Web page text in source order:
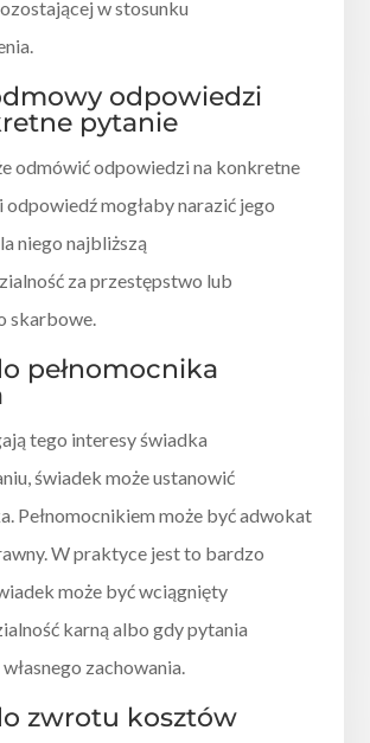
w stosunku
odpowiedzi
pytanie
odmówić odpowiedzi na konkretne
odpowiedź mogłaby narazić jego
niego najbliższą
za przestępstwo lub
skarbowe.
pełnomocnika
tego interesy świadka
świadek może ustanowić
Pełnomocnikiem może być adwokat
W praktyce jest to bardzo
może być wciągnięty
karną albo gdy pytania
zachowania.
zwrotu kosztów